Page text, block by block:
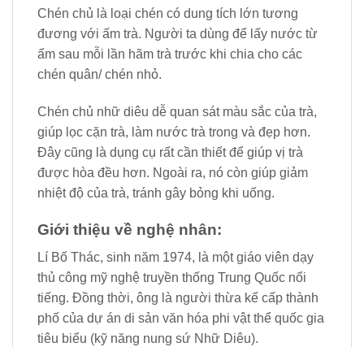
Chén chủ là loại chén có dung tích lớn tương
đương với ấm trà. Người ta dùng để lấy nước từ
ấm sau mỗi lần hãm trà trước khi chia cho các
chén quân/ chén nhỏ.
Chén chủ nhữ diêu dễ quan sát màu sắc của trà,
giúp lọc cặn trà, làm nước trà trong và đẹp hơn.
Đây cũng là dụng cụ rất cần thiết để giúp vị trà
được hòa đều hơn. Ngoài ra, nó còn giúp giảm
nhiệt độ của trà, tránh gây bỏng khi uống.
Giới thiệu về nghệ nhân:
Lí Bố Thác, sinh năm 1974, là một giáo viên dạy
thủ công mỹ nghệ truyền thống Trung Quốc nổi
tiếng. Đồng thời, ông là người thừa kế cấp thành
phố của dự án di sản văn hóa phi vật thể quốc gia
tiêu biểu (kỹ năng nung sứ Nhữ Diêu).